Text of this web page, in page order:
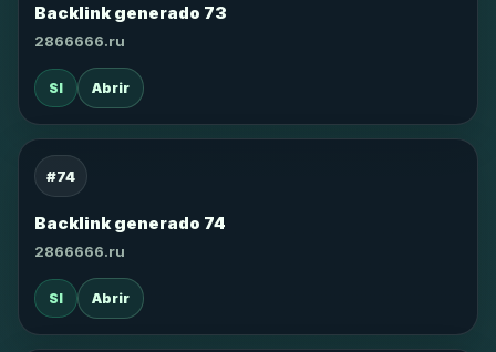
Backlink generado 73
2866666.ru
SI Abrir
#74
Backlink generado 74
2866666.ru
SI Abrir